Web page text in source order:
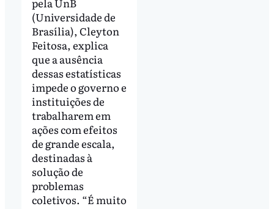
(Universidade de
Brasília), Cleyton
Feitosa, explica
que a ausência
dessas estatísticas
impede o governo e
instituições de
trabalharem em
ações com efeitos
de grande escala,
destinadas à
solução de
problemas
coletivos. “É muito